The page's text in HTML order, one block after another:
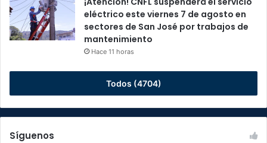
eléctrico este viernes 7 de agosto en
sectores de San José por trabajos de
mantenimiento
Hace 11 horas
Todos (4704)
Síguenos